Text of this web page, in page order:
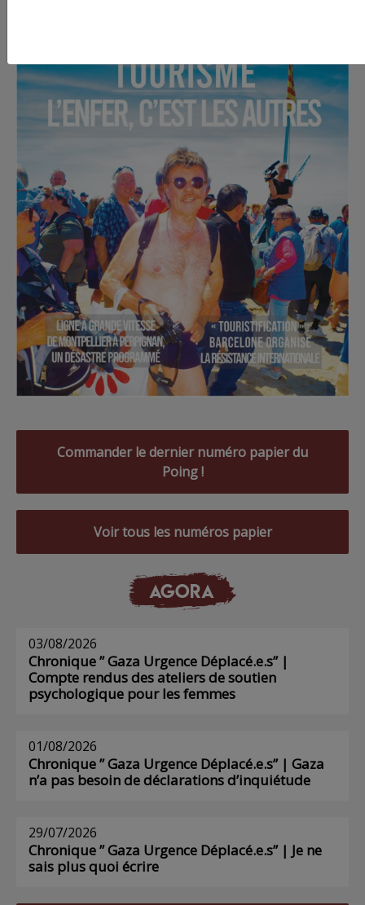
Commander le dernier numéro papier du
Poing !
Voir tous les numéros papier
AGORA
03/08/2026
Chronique ” Gaza Urgence Déplacé.e.s” |
Compte rendus des ateliers de soutien
psychologique pour les femmes
01/08/2026
Chronique ” Gaza Urgence Déplacé.e.s” | Gaza
n’a pas besoin de déclarations d’inquiétude
29/07/2026
Chronique ” Gaza Urgence Déplacé.e.s” | Je ne
sais plus quoi écrire